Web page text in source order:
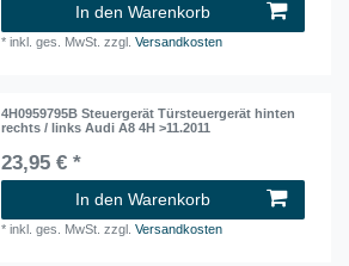
In den Warenkorb
*inkl. ges. MwSt. zzgl.Versandkosten
4H0959795B Steuergerät Türsteuergerät hinten
rechts / links Audi A8 4H >11.2011
23,95 € *
In den Warenkorb
*inkl. ges. MwSt. zzgl.Versandkosten